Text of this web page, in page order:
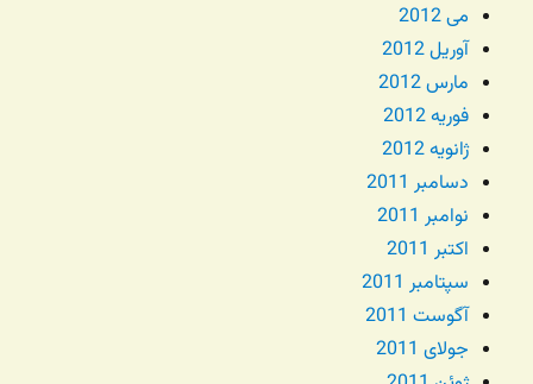
می 2012
آوریل 2012
مارس 2012
فوریه 2012
ژانویه 2012
دسامبر 2011
نوامبر 2011
اکتبر 2011
سپتامبر 2011
آگوست 2011
جولای 2011